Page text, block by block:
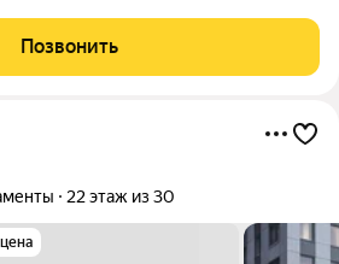
динамичной городской жизнью и
Позвонить
22 этаж из 30